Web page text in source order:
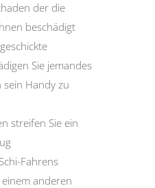
der die
beschädigt
Sie jemandes
Handy zu
streifen Sie ein
Fahrens
anderen